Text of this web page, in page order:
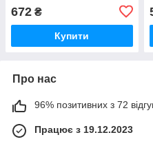
672 ₴
Купити
Про нас
96% позитивних з 72
Працює з 19.12.2023